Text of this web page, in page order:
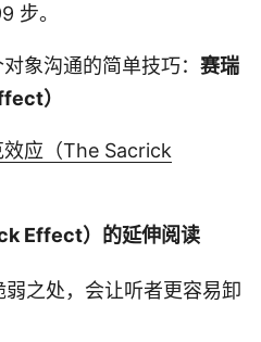
步。
象沟通的简单技巧： 赛瑞
）
应（The Sacrick
Effect）的延伸阅读
之处，会让听者更容易卸